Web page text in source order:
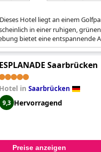
Dieses Hotel liegt an einem
in einer ruhigen,
bietet eine entspannende
Ruhe suchen.
ESPLANADE Saarbrücken
Hotel in Saarbrücken
9,3 Hervorragend
Preise anzeigen